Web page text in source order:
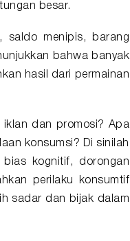
besar.
saldo menipis, barang
bahwa banyak
hasil dari permainan
iklan dan promosi? Apa
konsumsi? Di sinilah
kognitif, dorongan
perilaku konsumtif
sadar dan bijak dalam